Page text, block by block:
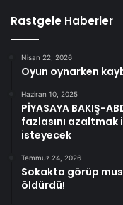
Rastgele Haberler
Nisan 22, 2026
Oyun oynarken
Haziran 10, 2025
PİYASAYA BAKIŞ-
fazlasını azaltmak
isteyecek
Temmuz 24, 2026
Sokakta görüp
öldürdü!